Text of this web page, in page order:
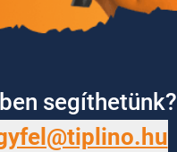
segíthetünk?